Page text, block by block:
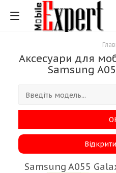
Аксесуари для
Samsung
Samsung A055